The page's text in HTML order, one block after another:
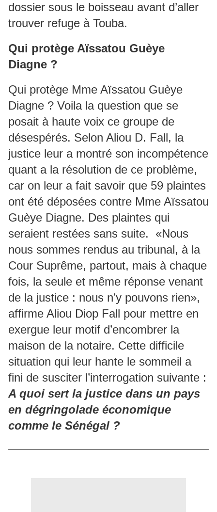
dossier sous le boisseau avant d’aller
trouver refuge à Touba.
Qui protège Aïssatou Guèye
Diagne ?
Qui protège Mme Aïssatou Guèye
Diagne ? Voila la question que se
posait à haute voix ce groupe de
désespérés. Selon Aliou D. Fall, la
justice leur a montré son incompétence
quant a la résolution de ce problème,
car on leur a fait savoir que 59 plaintes
ont été déposées contre Mme Aïssatou
Guèye Diagne. Des plaintes qui
seraient restées sans suite. «Nous
nous sommes rendus au tribunal, à la
Cour Suprême, partout, mais à chaque
fois, la seule et même réponse venant
de la justice : nous n’y pouvons rien»,
affirme Aliou Diop Fall pour mettre en
exergue leur motif d’encombrer la
maison de la notaire. Cette difficile
situation qui leur hante le sommeil a
fini de susciter l’interrogation suivante :
A quoi sert la justice dans un pays
en dégringolade économique
comme le Sénégal ?